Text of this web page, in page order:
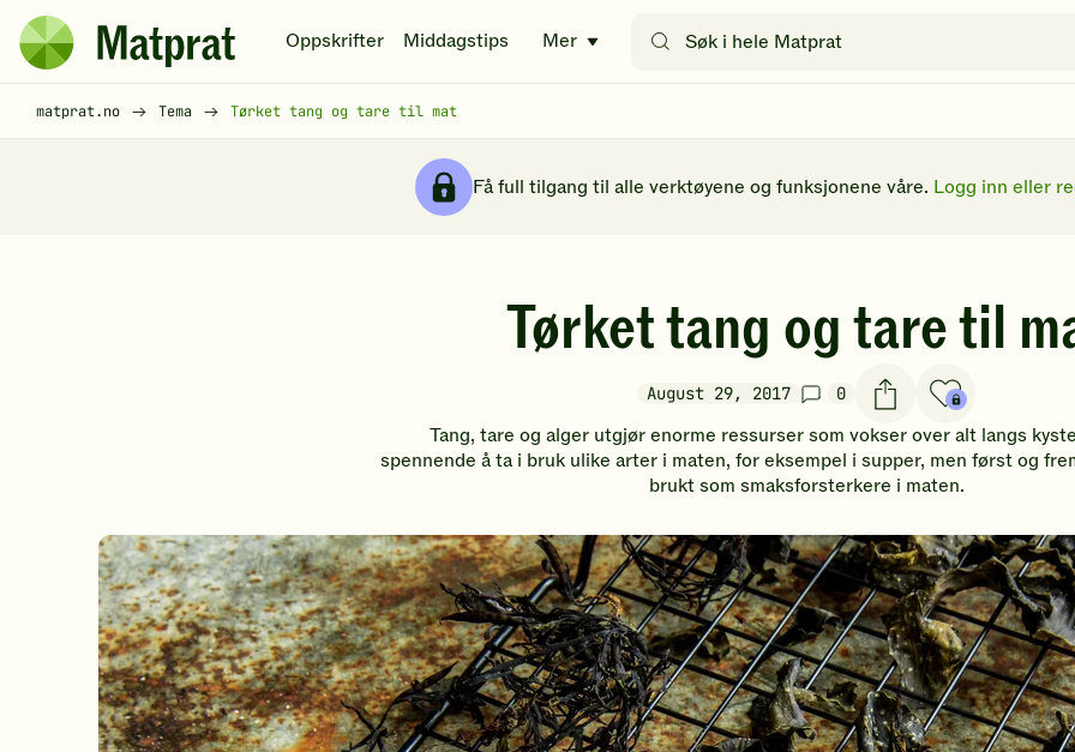
Hopp til hovedinnhold
Matprat
hjemmeside
Oppskrifter Middagstips Mer
etter
matprat.no Tema Tørket tang og tare til mat
Få full tilgang til alle verktøyene og funksjonene våre. Logg inn eller
Tørket tang og tare til
August 29, 2017 0
Tang, tare og alger utgjør enorme ressurser som vokser over alt langs
spennende å ta i bruk ulike arter i maten, for eksempel i supper, men først og
brukt som smaksforsterkere i maten.